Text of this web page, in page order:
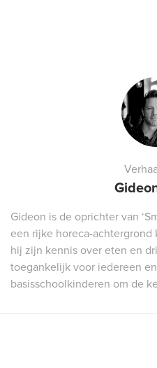
Gideon is de oprichter van
een rijke horeca-
hij zijn kennis over eten en
toegankelijk voor iedereen
basisschoolkinderen om de